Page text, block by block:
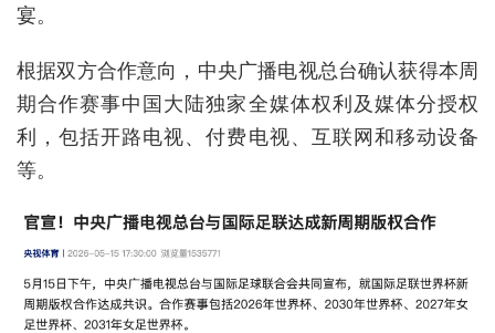
宴。
根据双方合作意向，中央广播电视总台确认获得本周
期合作赛事中国大陆独家全媒体权利及媒体分授权
利，包括开路电视、付费电视、互联网和移动设备
等。